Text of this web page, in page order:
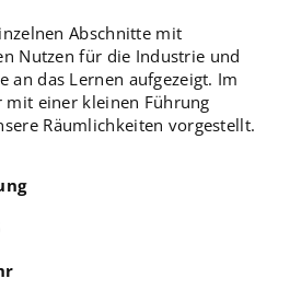
Abschnitte mit
Nutzen für die Industrie und
an das Lernen aufgezeigt. Im
mit einer kleinen Führung
Räumlichkeiten vorgestellt.